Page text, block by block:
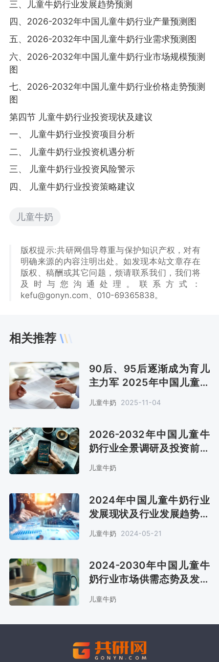
三、儿童牛奶行业发展趋势预测
四、2026-2032年中国儿童牛奶行业产量预测图
五、2026-2032年中国儿童牛奶行业需求预测图
六、2026-2032年中国儿童牛奶行业市场规模预测
图
七、2026-2032年中国儿童牛奶行业价格走势预测
图
第四节 儿童牛奶行业投资现状及建议
一、 儿童牛奶行业投资项目分析
二、 儿童牛奶行业投资机遇分析
三、 儿童牛奶行业投资风险警示
四、 儿童牛奶行业投资策略建议
儿童牛奶
版权提示:共研网倡导尊重与保护知识产权，对有
明确来源的内容注明出处。如发现本站文章存在
版权、稿酬或其它问题，烦请联系我们，我们将
及时与您沟通处理。联系方式：
kefu@gonyn.com、010-69365838。
相关推荐
90后、95后逐渐成为育儿
主力军 2025年中国儿童牛
儿童牛奶 2025-11-04
2026-2032年中国儿童牛
奶行业全景调研及投资前景
预测报告
儿童牛奶
2024年中国儿童牛奶行业
发展现状及行业发展趋势分
析[图]
儿童牛奶 2024-05-21
2024-2030年中国儿童牛
奶行业市场供需态势及发展
战略咨询报告
儿童牛奶